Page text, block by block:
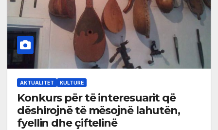
AKTUALITET KULTURË
Konkurs për të interesuarit që
dëshirojnë të mësojnë lahutën,
fyellin dhe çiftelinë